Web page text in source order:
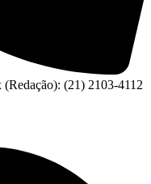
(21) 2103-4112